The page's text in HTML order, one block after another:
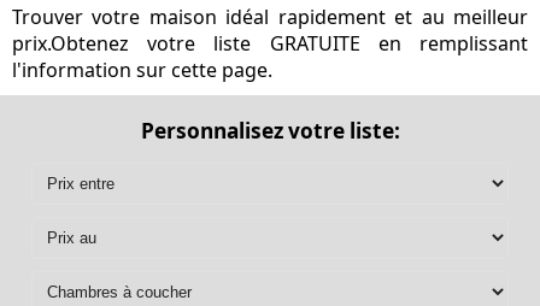
Trouver votre maison idéal rapidement et au meilleur
prix.Obtenez votre liste GRATUITE en remplissant
l'information sur cette page.
Personnalisez votre liste: